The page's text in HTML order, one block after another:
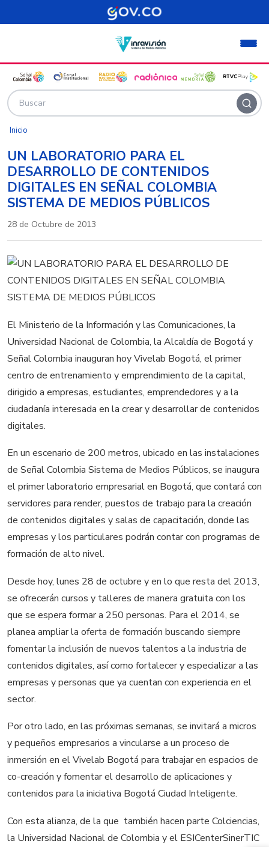
Pasar al contenido principal
Inicio
UN LABORATORIO PARA EL
DESARROLLO DE CONTENIDOS
DIGITALES EN SEÑAL COLOMBIA
SISTEMA DE MEDIOS PÚBLICOS
28 de Octubre de 2013
El Ministerio de la Información y las Comunicaciones, la
Universidad Nacional de Colombia, la Alcaldía de Bogotá y
Señal Colombia inauguran hoy Vivelab Bogotá, el primer
centro de entrenamiento y emprendimiento de la capital,
dirigido a empresas, estudiantes, emprendedores y a la
ciudadanía interesada en la crear y desarrollar de contenidos
digitales.
En un escenario de 200 metros, ubicado en las instalaciones
de Señal Colombia Sistema de Medios Públicos, se inaugura
el primer laboratorio empresarial en Bogotá, que contará con
servidores para render, puestos de trabajo para la creación
de contenidos digitales y salas de capacitación, donde las
empresas y los particulares podrán contar con programas de
formación de alto nivel.
Desde hoy, lunes 28 de octubre y en lo que resta del 2013,
se ofrecerán cursos y talleres de manera gratuita con los
que se espera formar a 250 personas. Para el 2014, se
planea ampliar la oferta de formación buscando siempre
fomentar la inclusión de nuevos talentos a la industria de
contenidos digitales, así como fortalecer y especializar a las
empresas y personas que ya cuentan con experiencia en el
sector.
Por otro lado, en las próximas semanas, se invitará a micros
y pequeños empresarios a vincularse a un proceso de
inmersión en el Vivelab Bogotá para trabajar en espacios de
co-creación y fomentar el desarrollo de aplicaciones y
contenidos para la iniciativa Bogotá Ciudad Inteligente.
Con esta alianza, de la que también hacen parte Colciencias,
la Universidad Nacional de Colombia y el ESICenterSinerTIC